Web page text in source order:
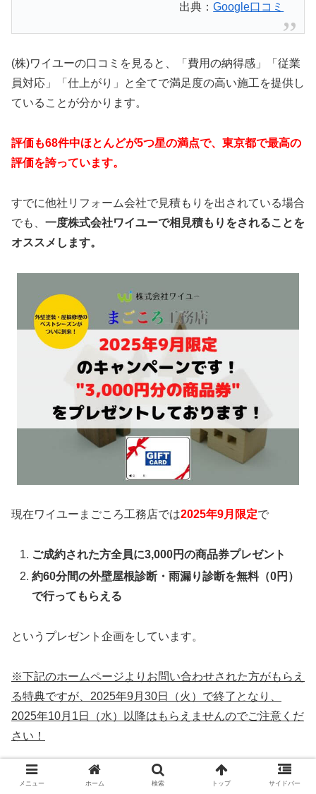
出典：Google口コミ
(株)ワイユーの口コミを見ると、「費用の納得感」「従業
員対応」「仕上がり」と全てで満足度の高い施工を提供し
ていることが分かります。
評価も68件中ほとんどが5つ星の満点で、東京都で最高の
評価を誇っています。
すでに他社リフォーム会社で見積もりを出されている場合
でも、 一度株式会社ワイユーで相見積もりをされることを
オススメします。
現在ワイユーまごころ工務店では2025年9月限定で
ご成約された方全員に3,000円の商品券プレゼント
約60分間の外壁屋根診断・雨漏り診断を無料（0円）
で行ってもらえる
というプレゼント企画をしています。
※下記のホームページよりお問い合わせされた方がもらえ
る特典ですが、2025年9月30日（火）で終了となり、
2025年10月1日（水）以降はもらえませんのでご注意くだ
さい！
9月は気温が高く塗料が乾くスピードも速いです。
メニュー ホーム 検索 トップ サイドバー